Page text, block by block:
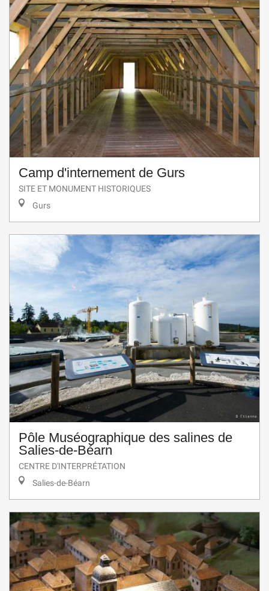
Camp d'internement de Gurs
SITE ET MONUMENT HISTORIQUES
Gurs
Pôle Muséographique des salines de
Salies-de-Béarn
CENTRE D'INTERPRÉTATION
Salies-de-Béarn